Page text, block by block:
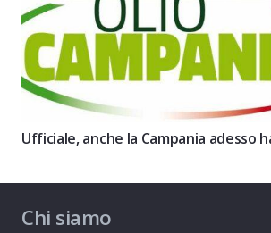
Ufficiale, anche la Campania adesso
Chi siamo